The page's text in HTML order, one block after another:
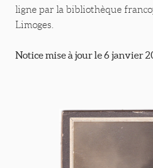
ligne par la bibliothèque
Limoges.
Notice mise à jour le 6 janvier